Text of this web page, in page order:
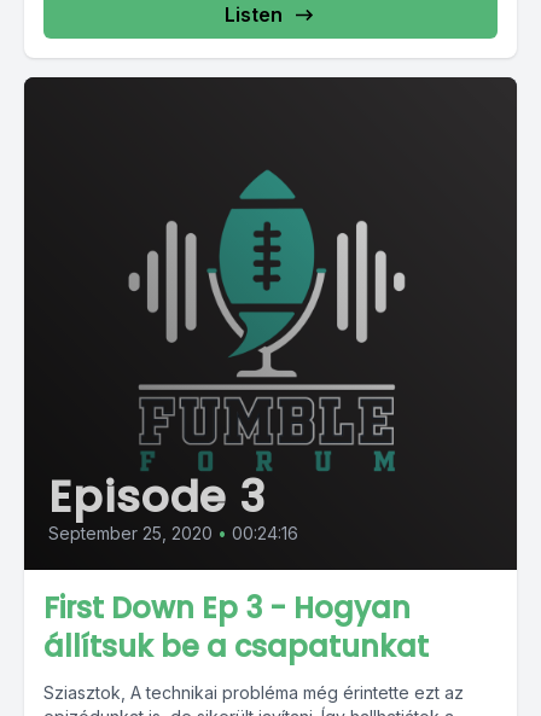
Listen
Episode 3
September 25, 2020 • 00:24:16
First Down Ep 3 - Hogyan
állítsuk be a csapatunkat
Sziasztok, A technikai probléma még érintette ezt az